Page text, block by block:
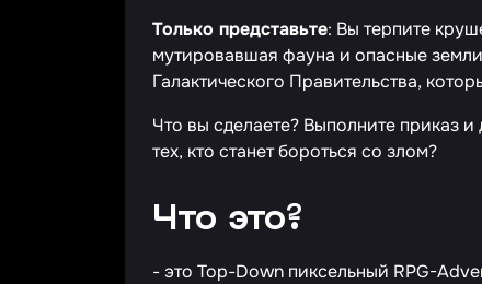
Только представьте: Вы терпите
мутировавшая фауна и опасные
Галактического Правительства,
Что вы сделаете? Выполните приказ
тех, кто станет бороться со злом?
Что это?
- это Top-Down пиксельный RPG-